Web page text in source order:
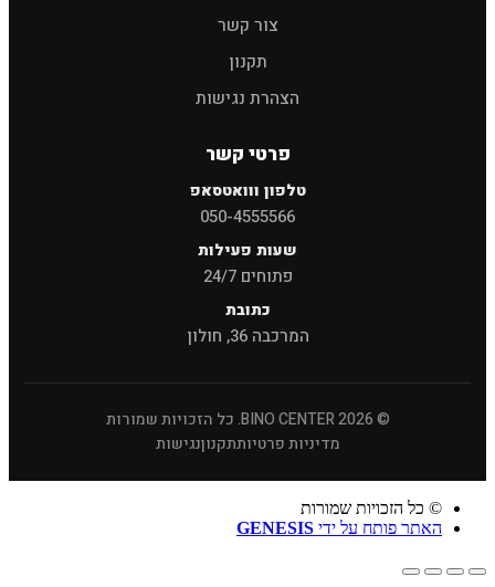
צור קשר
תקנון
הצהרת נגישות
פרטי קשר
טלפון ווואטסאפ
050-4555566
שעות פעילות
פתוחים 24/7
כתובת
המרכבה 36, חולון
© 2026 BINO CENTER. כל הזכויות שמורות
מדיניות פרטיותתקנוןנגישות
© כל הזכויות שמורות
האתר פותח על ידי GENESIS